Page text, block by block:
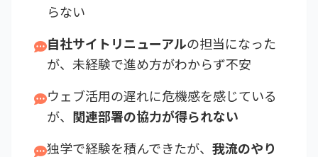
らない
自社サイトリニューアルの担当になった
が、未経験で進め方がわからず不安
ウェブ活用の遅れに危機感を感じている
が、
関連部署の協力が得られない
独学で経験を積んできたが、 我流のやり